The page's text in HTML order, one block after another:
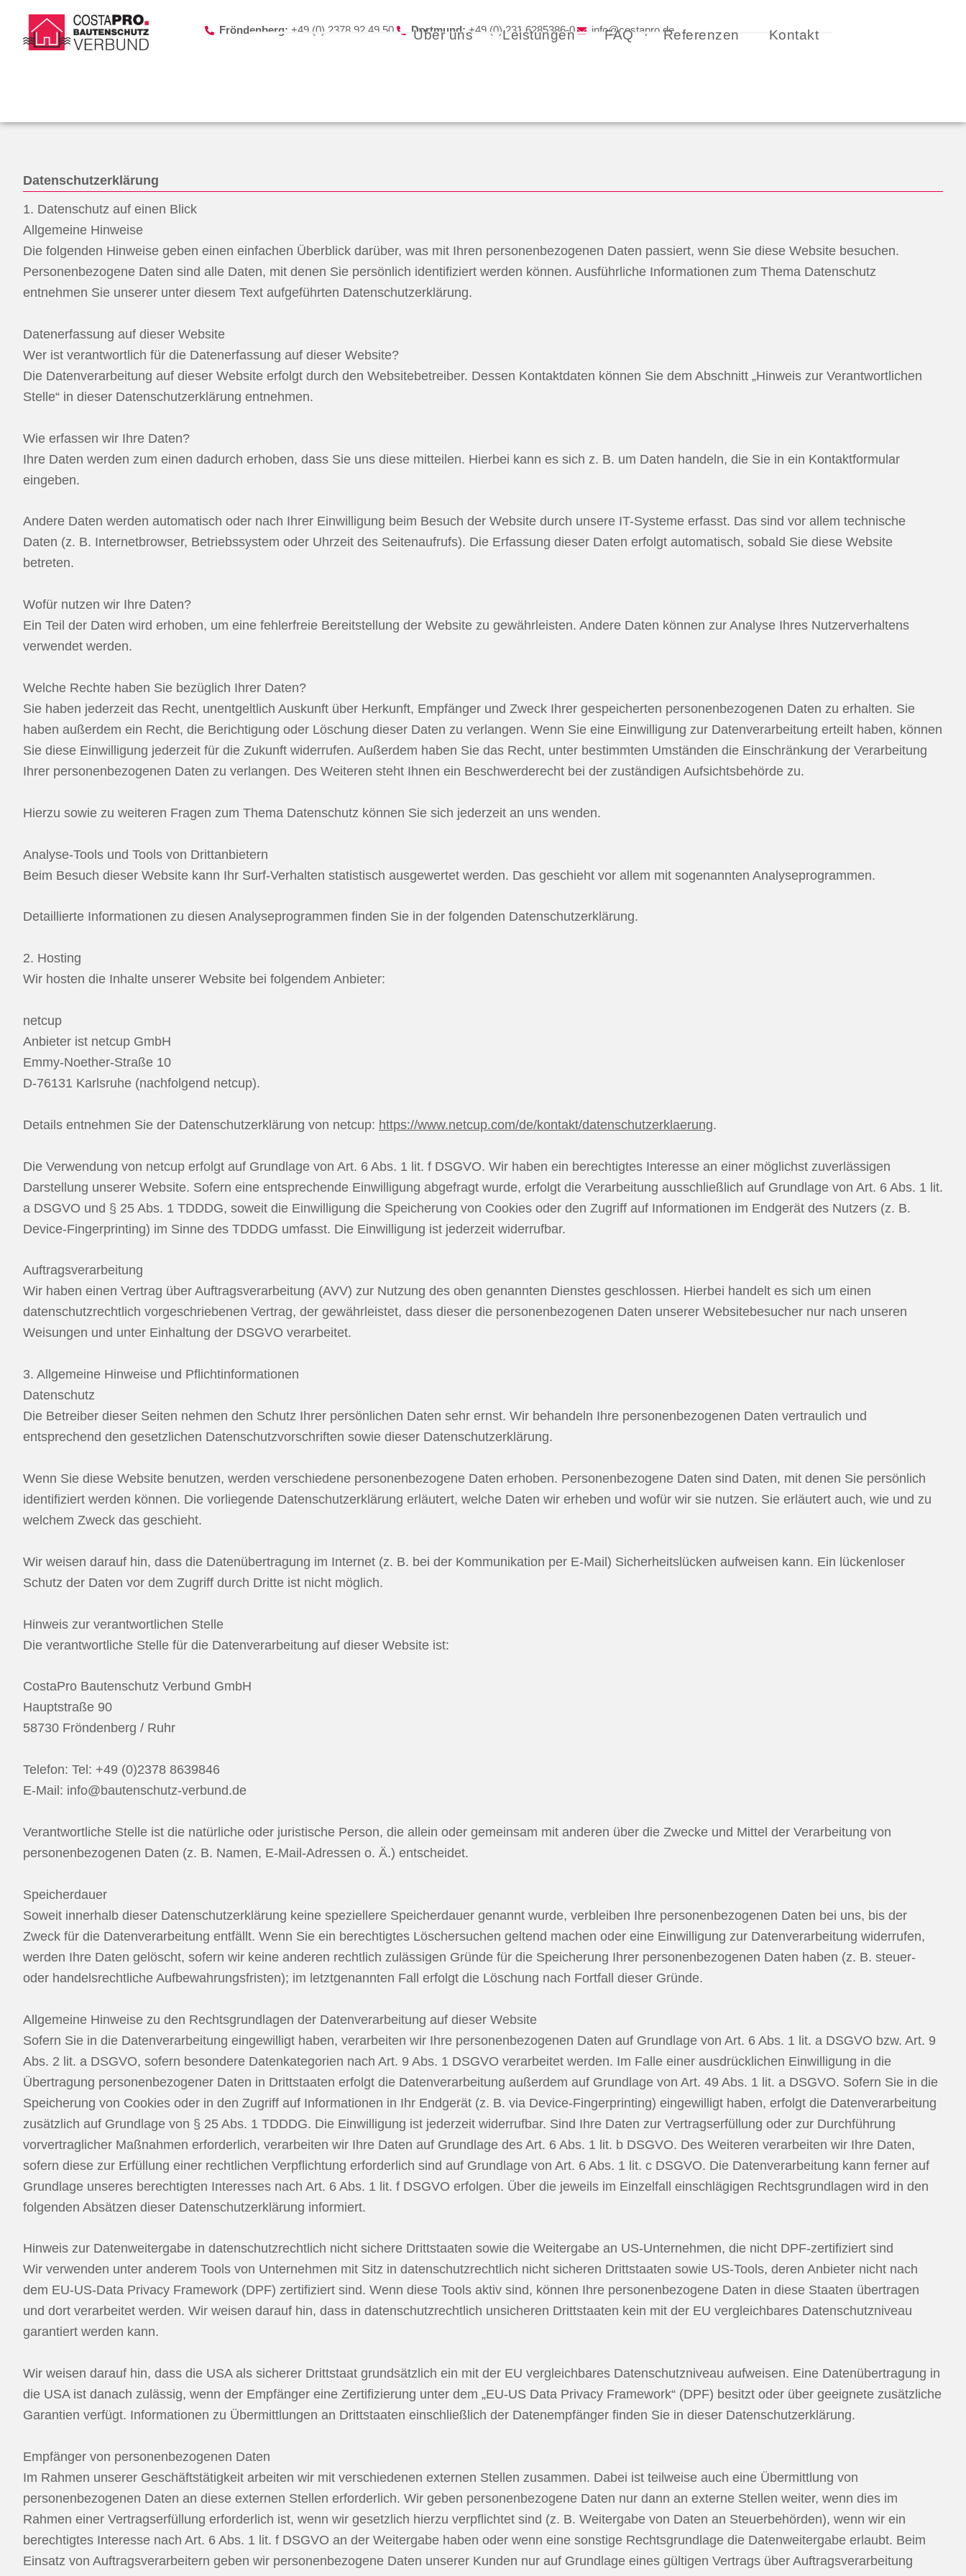
Inhalt
springen
Fröndenberg: +49 (0) 2378 92 49 50 Dortmund:+49 (0) 231 6285386-0 info@costapro.de
Über uns Leistungen FAQ Referenzen Kontakt
Datenschutzerklärung
1. Datenschutz auf einen Blick
Allgemeine Hinweise
Die folgenden Hinweise geben einen einfachen Überblick darüber, was mit Ihren personenbezogenen Daten passiert, wenn Sie diese Website besuchen.
Personenbezogene Daten sind alle Daten, mit denen Sie persönlich identifiziert werden können. Ausführliche Informationen zum Thema Datenschutz
entnehmen Sie unserer unter diesem Text aufgeführten Datenschutzerklärung.
Datenerfassung auf dieser Website
Wer ist verantwortlich für die Datenerfassung auf dieser Website?
Die Datenverarbeitung auf dieser Website erfolgt durch den Websitebetreiber. Dessen Kontaktdaten können Sie dem Abschnitt „Hinweis zur Verantwortlichen
Stelle“ in dieser Datenschutzerklärung entnehmen.
Wie erfassen wir Ihre Daten?
Ihre Daten werden zum einen dadurch erhoben, dass Sie uns diese mitteilen. Hierbei kann es sich z. B. um Daten handeln, die Sie in ein Kontaktformular
eingeben.
Andere Daten werden automatisch oder nach Ihrer Einwilligung beim Besuch der Website durch unsere IT-Systeme erfasst. Das sind vor allem technische
Daten (z. B. Internetbrowser, Betriebssystem oder Uhrzeit des Seitenaufrufs). Die Erfassung dieser Daten erfolgt automatisch, sobald Sie diese Website
betreten.
Wofür nutzen wir Ihre Daten?
Ein Teil der Daten wird erhoben, um eine fehlerfreie Bereitstellung der Website zu gewährleisten. Andere Daten können zur Analyse Ihres Nutzerverhaltens
verwendet werden.
Welche Rechte haben Sie bezüglich Ihrer Daten?
Sie haben jederzeit das Recht, unentgeltlich Auskunft über Herkunft, Empfänger und Zweck Ihrer gespeicherten personenbezogenen Daten zu erhalten. Sie
haben außerdem ein Recht, die Berichtigung oder Löschung dieser Daten zu verlangen. Wenn Sie eine Einwilligung zur Datenverarbeitung erteilt haben, können
Sie diese Einwilligung jederzeit für die Zukunft widerrufen. Außerdem haben Sie das Recht, unter bestimmten Umständen die Einschränkung der Verarbeitung
Ihrer personenbezogenen Daten zu verlangen. Des Weiteren steht Ihnen ein Beschwerderecht bei der zuständigen Aufsichtsbehörde zu.
Hierzu sowie zu weiteren Fragen zum Thema Datenschutz können Sie sich jederzeit an uns wenden.
Analyse-Tools und Tools von Dritt­anbietern
Beim Besuch dieser Website kann Ihr Surf-Verhalten statistisch ausgewertet werden. Das geschieht vor allem mit sogenannten Analyseprogrammen.
Detaillierte Informationen zu diesen Analyseprogrammen finden Sie in der folgenden Datenschutzerklärung.
2. Hosting
Wir hosten die Inhalte unserer Website bei folgendem Anbieter:
netcup
Anbieter ist netcup GmbH
Emmy-Noether-Straße 10
D-76131 Karlsruhe (nachfolgend netcup).
Details entnehmen Sie der Datenschutzerklärung von netcup: https://www.netcup.com/de/kontakt/datenschutzerklaerung.
Die Verwendung von netcup erfolgt auf Grundlage von Art. 6 Abs. 1 lit. f DSGVO. Wir haben ein berechtigtes Interesse an einer möglichst zuverlässigen
Darstellung unserer Website. Sofern eine entsprechende Einwilligung abgefragt wurde, erfolgt die Verarbeitung ausschließlich auf Grundlage von Art. 6 Abs. 1 lit.
a DSGVO und § 25 Abs. 1 TDDDG, soweit die Einwilligung die Speicherung von Cookies oder den Zugriff auf Informationen im Endgerät des Nutzers (z. B.
Device-Fingerprinting) im Sinne des TDDDG umfasst. Die Einwilligung ist jederzeit widerrufbar.
Auftragsverarbeitung
Wir haben einen Vertrag über Auftragsverarbeitung (AVV) zur Nutzung des oben genannten Dienstes geschlossen. Hierbei handelt es sich um einen
datenschutzrechtlich vorgeschriebenen Vertrag, der gewährleistet, dass dieser die personenbezogenen Daten unserer Websitebesucher nur nach unseren
Weisungen und unter Einhaltung der DSGVO verarbeitet.
3. Allgemeine Hinweise und Pflicht­informationen
Datenschutz
Die Betreiber dieser Seiten nehmen den Schutz Ihrer persönlichen Daten sehr ernst. Wir behandeln Ihre personenbezogenen Daten vertraulich und
entsprechend den gesetzlichen Datenschutzvorschriften sowie dieser Datenschutzerklärung.
Wenn Sie diese Website benutzen, werden verschiedene personenbezogene Daten erhoben. Personenbezogene Daten sind Daten, mit denen Sie persönlich
identifiziert werden können. Die vorliegende Datenschutzerklärung erläutert, welche Daten wir erheben und wofür wir sie nutzen. Sie erläutert auch, wie und zu
welchem Zweck das geschieht.
Wir weisen darauf hin, dass die Datenübertragung im Internet (z. B. bei der Kommunikation per E-Mail) Sicherheitslücken aufweisen kann. Ein lückenloser
Schutz der Daten vor dem Zugriff durch Dritte ist nicht möglich.
Hinweis zur verantwortlichen Stelle
Die verantwortliche Stelle für die Datenverarbeitung auf dieser Website ist:
CostaPro Bautenschutz Verbund GmbH
Hauptstraße 90
58730 Fröndenberg / Ruhr
Telefon: Tel: +49 (0)2378 8639846
E-Mail: info@bautenschutz-verbund.de
Verantwortliche Stelle ist die natürliche oder juristische Person, die allein oder gemeinsam mit anderen über die Zwecke und Mittel der Verarbeitung von
personenbezogenen Daten (z. B. Namen, E-Mail-Adressen o. Ä.) entscheidet.
Speicherdauer
Soweit innerhalb dieser Datenschutzerklärung keine speziellere Speicherdauer genannt wurde, verbleiben Ihre personenbezogenen Daten bei uns, bis der
Zweck für die Datenverarbeitung entfällt. Wenn Sie ein berechtigtes Löschersuchen geltend machen oder eine Einwilligung zur Datenverarbeitung widerrufen,
werden Ihre Daten gelöscht, sofern wir keine anderen rechtlich zulässigen Gründe für die Speicherung Ihrer personenbezogenen Daten haben (z. B. steuer-
oder handelsrechtliche Aufbewahrungsfristen); im letztgenannten Fall erfolgt die Löschung nach Fortfall dieser Gründe.
Allgemeine Hinweise zu den Rechtsgrundlagen der Datenverarbeitung auf dieser Website
Sofern Sie in die Datenverarbeitung eingewilligt haben, verarbeiten wir Ihre personenbezogenen Daten auf Grundlage von Art. 6 Abs. 1 lit. a DSGVO bzw. Art. 9
Abs. 2 lit. a DSGVO, sofern besondere Datenkategorien nach Art. 9 Abs. 1 DSGVO verarbeitet werden. Im Falle einer ausdrücklichen Einwilligung in die
Übertragung personenbezogener Daten in Drittstaaten erfolgt die Datenverarbeitung außerdem auf Grundlage von Art. 49 Abs. 1 lit. a DSGVO. Sofern Sie in die
Speicherung von Cookies oder in den Zugriff auf Informationen in Ihr Endgerät (z. B. via Device-Fingerprinting) eingewilligt haben, erfolgt die Datenverarbeitung
zusätzlich auf Grundlage von § 25 Abs. 1 TDDDG. Die Einwilligung ist jederzeit widerrufbar. Sind Ihre Daten zur Vertragserfüllung oder zur Durchführung
vorvertraglicher Maßnahmen erforderlich, verarbeiten wir Ihre Daten auf Grundlage des Art. 6 Abs. 1 lit. b DSGVO. Des Weiteren verarbeiten wir Ihre Daten,
sofern diese zur Erfüllung einer rechtlichen Verpflichtung erforderlich sind auf Grundlage von Art. 6 Abs. 1 lit. c DSGVO. Die Datenverarbeitung kann ferner auf
Grundlage unseres berechtigten Interesses nach Art. 6 Abs. 1 lit. f DSGVO erfolgen. Über die jeweils im Einzelfall einschlägigen Rechtsgrundlagen wird in den
folgenden Absätzen dieser Datenschutzerklärung informiert.
Hinweis zur Datenweitergabe in datenschutzrechtlich nicht sichere Drittstaaten sowie die Weitergabe an US-Unternehmen, die nicht DPF-zertifiziert sind
Wir verwenden unter anderem Tools von Unternehmen mit Sitz in datenschutzrechtlich nicht sicheren Drittstaaten sowie US-Tools, deren Anbieter nicht nach
dem EU-US-Data Privacy Framework (DPF) zertifiziert sind. Wenn diese Tools aktiv sind, können Ihre personenbezogene Daten in diese Staaten übertragen
und dort verarbeitet werden. Wir weisen darauf hin, dass in datenschutzrechtlich unsicheren Drittstaaten kein mit der EU vergleichbares Datenschutzniveau
garantiert werden kann.
Wir weisen darauf hin, dass die USA als sicherer Drittstaat grundsätzlich ein mit der EU vergleichbares Datenschutzniveau aufweisen. Eine Datenübertragung in
die USA ist danach zulässig, wenn der Empfänger eine Zertifizierung unter dem „EU-US Data Privacy Framework“ (DPF) besitzt oder über geeignete zusätzliche
Garantien verfügt. Informationen zu Übermittlungen an Drittstaaten einschließlich der Datenempfänger finden Sie in dieser Datenschutzerklärung.
Empfänger von personenbezogenen Daten
Im Rahmen unserer Geschäftstätigkeit arbeiten wir mit verschiedenen externen Stellen zusammen. Dabei ist teilweise auch eine Übermittlung von
personenbezogenen Daten an diese externen Stellen erforderlich. Wir geben personenbezogene Daten nur dann an externe Stellen weiter, wenn dies im
Rahmen einer Vertragserfüllung erforderlich ist, wenn wir gesetzlich hierzu verpflichtet sind (z. B. Weitergabe von Daten an Steuerbehörden), wenn wir ein
berechtigtes Interesse nach Art. 6 Abs. 1 lit. f DSGVO an der Weitergabe haben oder wenn eine sonstige Rechtsgrundlage die Datenweitergabe erlaubt. Beim
Einsatz von Auftragsverarbeitern geben wir personenbezogene Daten unserer Kunden nur auf Grundlage eines gültigen Vertrags über Auftragsverarbeitung